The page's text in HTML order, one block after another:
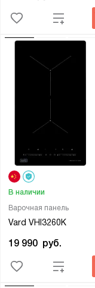
Варочная панель
Vard VHI3260K
В наличии
19 990 руб.